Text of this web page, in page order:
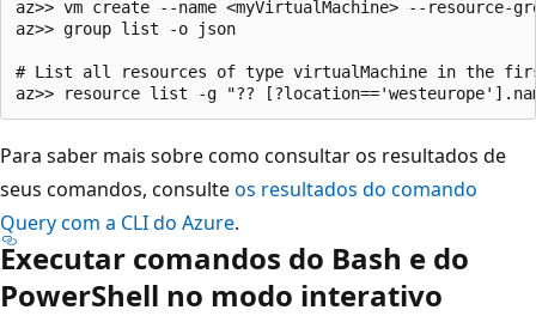
az>> vm create --name <myVirtualMachine> --resource-
az>> group list -o json
# List all resources of type virtualMachine in the
Para saber mais sobre como consultar os resultados de
seus comandos, consulteos resultados do comando
Query com a CLI do Azure.
Executar comandos do Bash e do
PowerShell no modo interativo